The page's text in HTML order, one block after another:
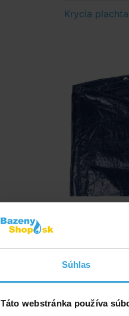
Súhlas
Táto webstránka používa
Krycia